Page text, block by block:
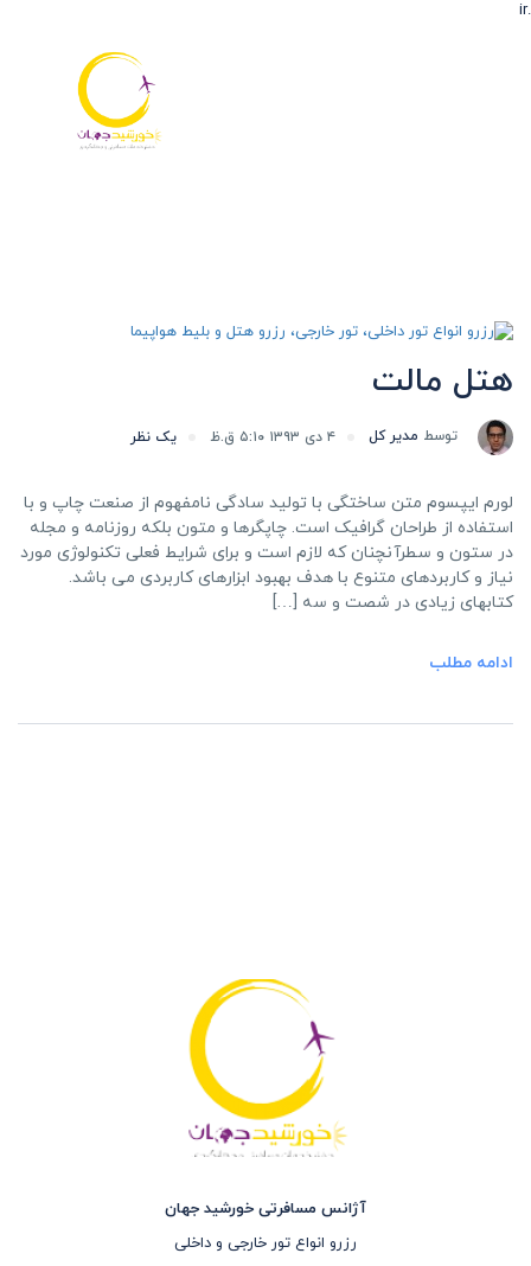
.ir
هتل مالت
توسط مدیر کل ۴ دی ۱۳۹۳ ۵:۱۰ ق.ظ یک نظر
لورم ایپسوم متن ساختگی با تولید سادگی نامفهوم از صنعت چاپ و با
استفاده از طراحان گرافیک است. چاپگرها و متون بلکه روزنامه و مجله
در ستون و سطرآنچنان که لازم است و برای شرایط فعلی تکنولوژی مورد
نیاز و کاربردهای متنوع با هدف بهبود ابزارهای کاربردی می باشد.
کتابهای زیادی در شصت و سه […]
ادامه مطلب
آژانس مسافرتی خورشید جهان
رزرو انواع تور خارجی و داخلی